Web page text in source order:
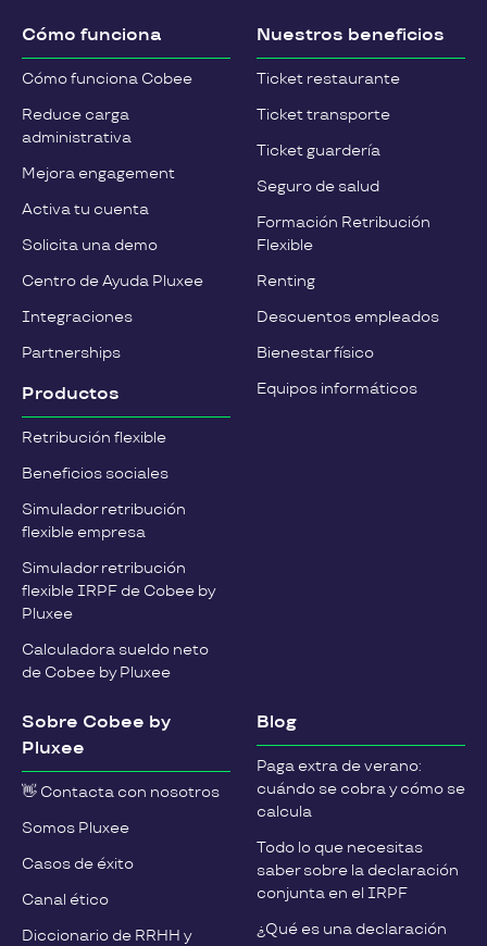
Cómo funciona
Cómo funciona Cobee
Reduce carga
administrativa
Mejora engagement
Activa tu cuenta
Solicita una demo
Centro de Ayuda Pluxee
Integraciones
Partnerships
Productos
Retribución flexible
Beneficios sociales
Simulador retribución
flexible empresa
Simulador retribución
flexible IRPF de Cobee by
Pluxee
Calculadora sueldo neto
de Cobee by Pluxee
Nuestros beneficios
Ticket restaurante
Ticket transporte
Ticket guardería
Seguro de salud
Formación Retribución
Flexible
Renting
Descuentos empleados
Bienestar físico
Equipos informáticos
Sobre Cobee by
Pluxee
👋 Contacta con nosotros
Somos Pluxee
Casos de éxito
Canal ético
Diccionario de RRHH y
Blog
Paga extra de verano:
cuándo se cobra y cómo se
calcula
Todo lo que necesitas
saber sobre la declaración
conjunta en el IRPF
¿Qué es una declaración